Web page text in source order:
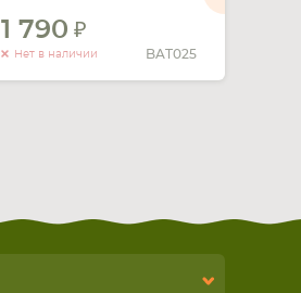
1 790
Нет в наличии BAT025